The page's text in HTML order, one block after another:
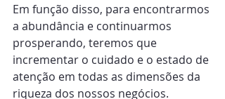
Em função disso, para encontrarmos
a abundância e continuarmos
prosperando, teremos que
incrementar o cuidado e o estado de
atenção em todas as dimensões da
riqueza dos nossos negócios.